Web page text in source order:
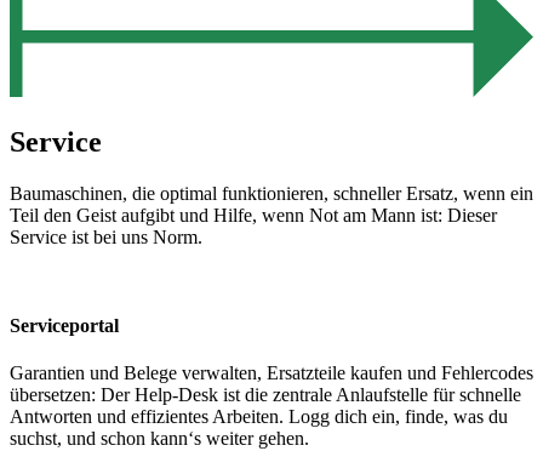
Service
Baumaschinen, die optimal funktionieren, schneller Ersatz, wenn ein
Teil den Geist aufgibt und Hilfe, wenn Not am Mann ist: Dieser
Service ist bei uns Norm.
Serviceportal
Garantien und Belege verwalten, Ersatzteile kaufen und Fehlercodes
übersetzen: Der Help-Desk ist die zentrale Anlaufstelle für schnelle
Antworten und effizientes Arbeiten. Logg dich ein, finde, was du
suchst, und schon kann‘s weiter gehen.